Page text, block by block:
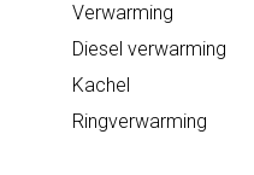
Verwarming
Diesel verwarming
Kachel
Ringverwarming